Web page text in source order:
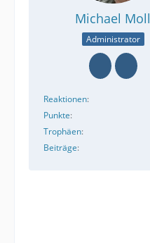
Michael Moll
Administrator
Reaktionen
Punkte
Trophäen
Beiträge